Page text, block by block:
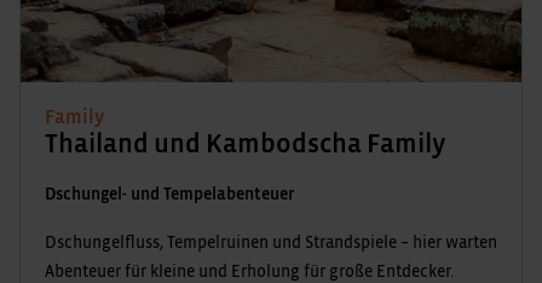
Family
Thailand und Kambodscha Family
Dschungel- und Tempelabenteuer
Dschungelfluss, Tempelruinen und Strandspiele – hier warten
Abenteuer für kleine und Erholung für große Entdecker.